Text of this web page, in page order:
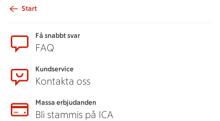
Start
Få snabbt svar
FAQ
Kundservice
Kontakta oss
Massa erbjudanden
Bli stammis på ICA